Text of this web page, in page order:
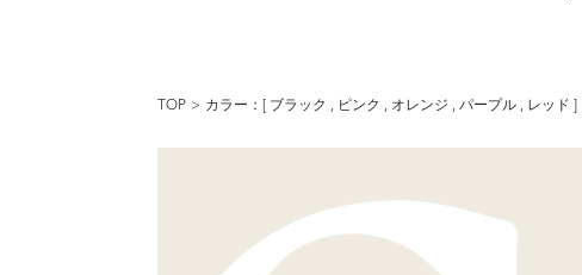
TOP カラー：[ ブラック , ピンク , オレンジ , パープル , レッド